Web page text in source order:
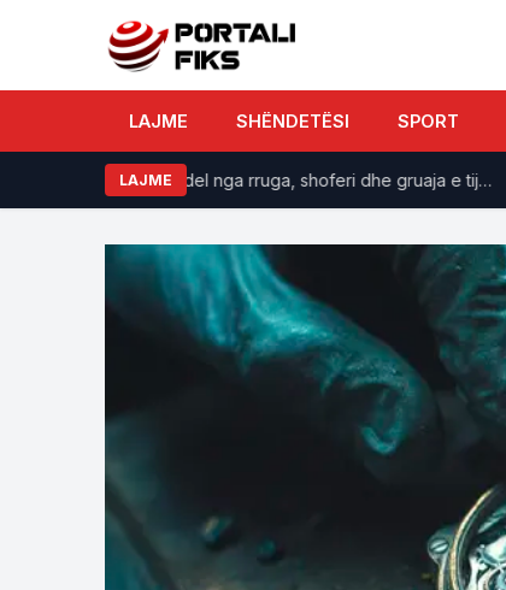
LAJME SHËNDETËSI SPORT
LAJME
pasi makina del nga rruga, shoferi dhe gruaja e tij…